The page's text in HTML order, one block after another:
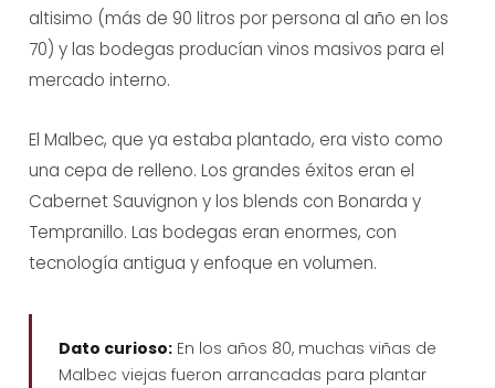
altisimo (más de 90 litros por persona al año en los
70) y las bodegas producían vinos masivos para el
mercado interno.
El Malbec, que ya estaba plantado, era visto como
una cepa de relleno. Los grandes éxitos eran el
Cabernet Sauvignon y los blends con Bonarda y
Tempranillo. Las bodegas eran enormes, con
tecnología antigua y enfoque en volumen.
Dato curioso:En los años 80, muchas viñas de
Malbec viejas fueron arrancadas para plantar